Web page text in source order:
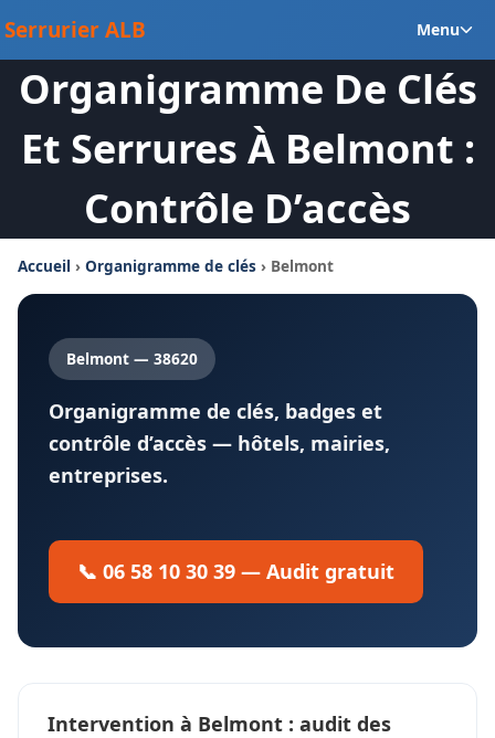
au
contenu
Serrurier ALB Menu
Organigramme De Clés
Et Serrures À Belmont :
Contrôle D’accès
Accueil › Organigramme de clés › Belmont
Belmont — 38620
Organigramme de clés, badges et
contrôle d’accès — hôtels, mairies,
entreprises.
📞 06 58 10 30 39 — Audit gratuit
Intervention à Belmont : audit des